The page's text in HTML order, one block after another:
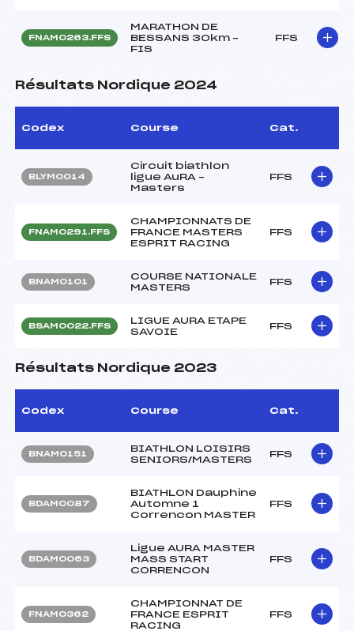
FNAM0263.FFS
MARATHON DE
BESSANS 30km –
FIS
FFS
Résultats Nordique 2024
Codex Course Cat.
BLYM0014
Circuit biathlon
ligue AuRA –
Masters
FFS
FNAM0291.FFS
CHAMPIONNATS DE
FRANCE MASTERS
ESPRIT RACING
FFS
BNAM0101
COURSE NATIONALE
MASTERS
FFS
BSAM0022.FFS
LIGUE AURA ETAPE
SAVOIE
FFS
Résultats Nordique 2023
Codex Course Cat.
BNAM0151
BIATHLON LOISIRS
SENIORS/MASTERS
FFS
BDAM0087
BIATHLON Dauphine
Automne 1
Correncon MASTER
FFS
BDAM0063
Ligue AURA MASTER
MASS START
CORRENCON
FFS
FNAM0362
CHAMPIONNAT DE
FRANCE ESPRIT
RACING
FFS